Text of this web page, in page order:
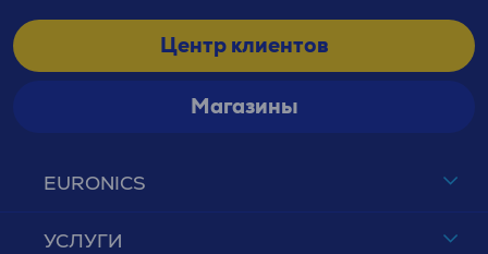
EURONICS
УСЛУГИ
Центр клиентов
Магазины